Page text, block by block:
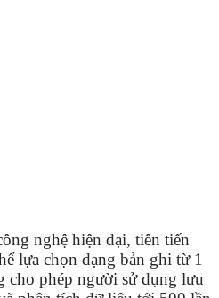
nghệ hiện đại, tiên tiến
lựa chọn dạng bản ghi từ 1
cho phép người sử dụng lưu